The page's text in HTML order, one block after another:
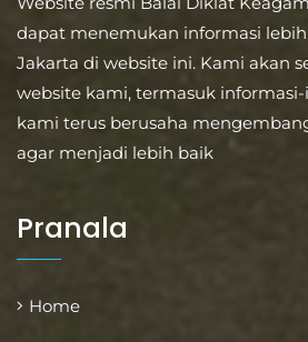
dapat menemukan informasi
Jakarta di website ini. Kami akan
website kami, termasuk
kami terus berusaha
agar menjadi lebih baik
Pranala
Home